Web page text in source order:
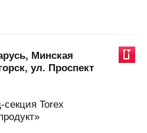
Минская
ул. Проспект
Torex